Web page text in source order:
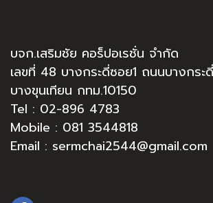
บจก.เสริมชัย คอร็ปอเรชั่น จำกัด
เลขที่ 48 บางกระดี่ซอย1 ถนนบางกระ
บางขุนเทียน กทม.10150
Tel : 02-896 4783
Mobile : 081 3544818
Email : sermchai2544@gmail.com